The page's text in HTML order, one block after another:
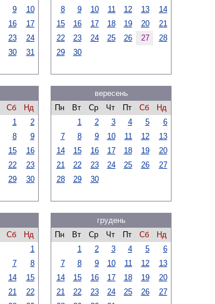
9
10
16
17
23
24
30 31
8
9 10 11 12 13
14
15
16 17 18 19 20
21
22
23 24 25 26 27
28
29
30
Сб
Нд
1
2
8
9
15
16
22
23
29
30
вересень
Пн
Вт Ср Чт Пт Сб
Нд
1
2 3 4 5
6
7
8 9 10 11 12
13
14
15 16 17 18 19
20
21
22 23 24 25 26
27
28
29 30
Сб
Нд
1
7
8
14
15
21
22
грудень
Пн
Вт Ср Чт Пт Сб
Нд
1
2 3 4 5
6
7
8 9 10 11 12
13
14
15 16 17 18 19
20
21
22 23 24 25 26
27